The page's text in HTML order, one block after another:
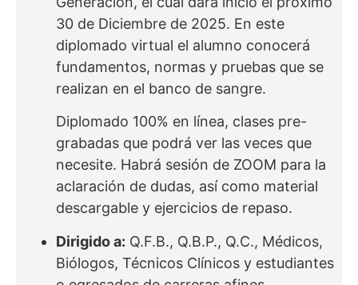
30 de Diciembre de 2025. En este
diplomado virtual el alumno conocerá
fundamentos, normas y pruebas que se
realizan en el banco de sangre.
Diplomado 100% en línea, clases pre-
grabadas que podrá ver las veces que
necesite. Habrá sesión de ZOOM para la
aclaración de dudas, así como material
descargable y ejercicios de repaso.
Dirigido a: Q.F.B., Q.B.P., Q.C., Médicos,
Biólogos, Técnicos Clínicos y estudiantes